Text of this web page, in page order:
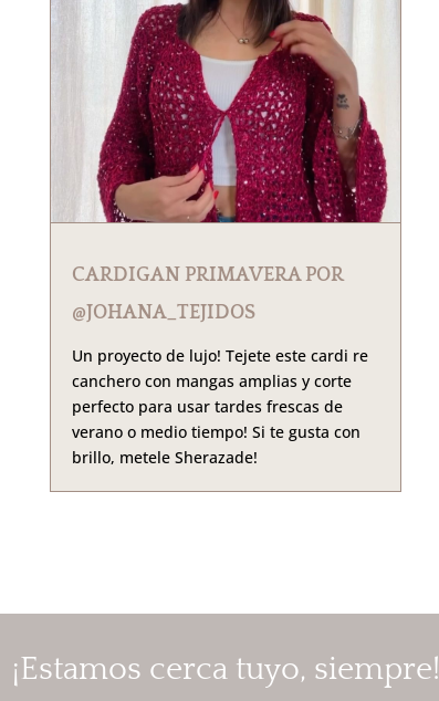
CARDIGAN PRIMAVERA POR
@JOHANA_TEJIDOS
Un proyecto de lujo! Tejete este cardi re
canchero con mangas amplias y corte
perfecto para usar tardes frescas de
verano o medio tiempo! Si te gusta con
brillo, metele Sherazade!
¡Estamos cerca tuyo, siempre!